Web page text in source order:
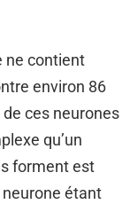
ne contient
environ 86
ces neurones
qu’un
forment est
étant